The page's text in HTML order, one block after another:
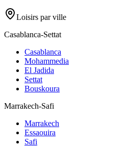
Loisirs par ville
Casablanca-Settat
Casablanca
Mohammedia
El Jadida
Settat
Bouskoura
Marrakech-Safi
Marrakech
Essaouira
Safi